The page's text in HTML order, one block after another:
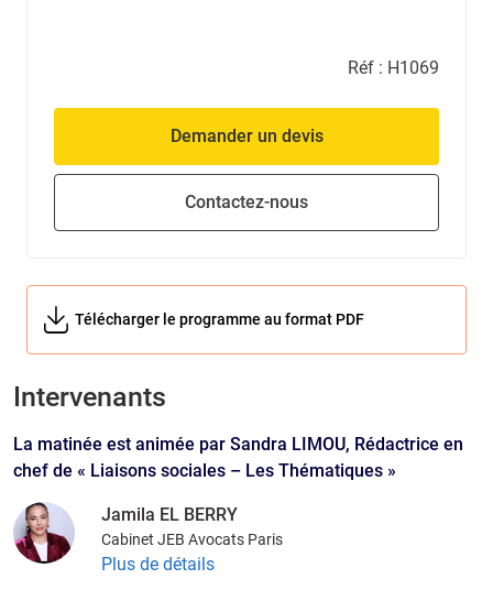
Réf : H1069
Demander un devis
Contactez-nous
Télécharger le programme au format PDF
Intervenants
La matinée est animée par Sandra LIMOU, Rédactrice en
chef de « Liaisons sociales – Les Thématiques »
Jamila EL BERRY
Cabinet JEB Avocats Paris
Plus de détails